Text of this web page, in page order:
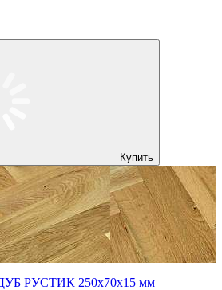
Купить
РУСТИК 250x70x15 мм